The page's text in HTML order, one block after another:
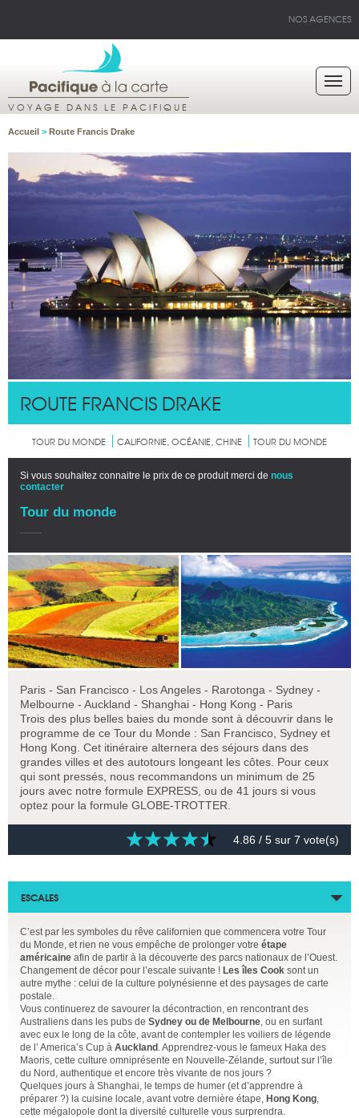
NOS AGENCES
VOYAGE DANS LE PACIFIQUE
Accueil > Route Francis Drake
ROUTE FRANCIS DRAKE
TOUR DU MONDE CALIFORNIE, OCÉANIE, CHINE TOUR DU MONDE
Si vous souhaitez connaitre le prix de ce produit merci de nous
contacter
Tour du monde
Paris - San Francisco - Los Angeles - Rarotonga - Sydney -
Melbourne - Auckland - Shanghai - Hong Kong - Paris
Trois des plus belles baies du monde sont à découvrir dans le
programme de ce Tour du Monde : San Francisco, Sydney et
Hong Kong. Cet itinéraire alternera des séjours dans des
grandes villes et des autotours longeant les côtes. Pour ceux
qui sont pressés, nous recommandons un minimum de 25
jours avec notre formule EXPRESS, ou de 41 jours si vous
optez pour la formule GLOBE-TROTTER.
4.86 / 5 sur 7 vote(s)
ESCALES
C’est par les symboles du rêve californien que commencera votre Tour
du Monde, et rien ne vous empêche de prolonger votre étape
américaine afin de partir à la découverte des parcs nationaux de l’Ouest.
Changement de décor pour l’escale suivante ! Les îles Cook sont un
autre mythe : celui de la culture polynésienne et des paysages de carte
postale.
Vous continuerez de savourer la décontraction, en rencontrant des
Australiens dans les pubs de Sydney ou de Melbourne , ou en surfant
avec eux le long de la côte, avant de contempler les voiliers de légende
de l’ America’s Cup à Auckland . Apprendrez-vous le fameux Haka des
Maoris, cette culture omniprésente en Nouvelle-Zélande, surtout sur l’île
du Nord, authentique et encore très vivante de nos jours ?
Quelques jours à Shanghai, le temps de humer (et d’apprendre à
préparer ?) la cuisine locale, avant votre dernière étape, Hong Kong
cette mégalopole dont la diversité culturelle vous surprendra.